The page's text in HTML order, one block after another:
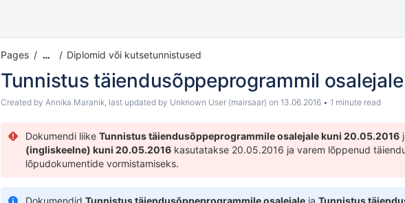
Pages … Diplomid või kutsetunnistused
Tunnistus täiendusõppeprogrammil
Created by Annika Maranik, last updated by Unknown User (mairsaar) on 13.06.2016 1 minute read
Dokumendi liike Tunnistus täiendusõppeprogrammile osalejale kuni 20.05.2016
(ingliskeelne) kuni 20.05.2016 kasutatakse 20.05.2016 ja varem lõppenud
lõpudokumentide vormistamiseks.
Dokumendid Tunnistus täiendusõppeprogrammile osalejale ja Tunnistus